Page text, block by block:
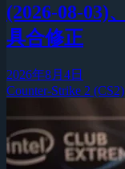
(2026-08-03)
具合修正
2026年8月4日
Counter-Strike 2 (CS2)